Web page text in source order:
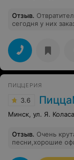
Отзыв.
сегодня у них
сухая
раз два часа
клиент
ПИЦЦЕРИЯ
3.6
Минск, ул. Я.
Отзыв. Очень
песни,хорошие